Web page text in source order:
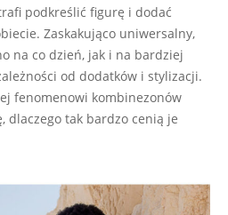
podkreślić figurę i dodać
Zaskakująco uniwersalny,
na co dzień, jak i na bardziej
od dodatków i stylizacji.
fenomenowi kombinezonów
dlaczego tak bardzo cenią je